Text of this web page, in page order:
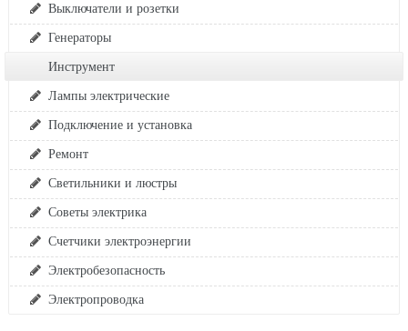
Выключатели и розетки
Генераторы
Инструмент
Лампы электрические
Подключение и установка
Ремонт
Светильники и люстры
Советы электрика
Счетчики электроэнергии
Электробезопасность
Электропроводка